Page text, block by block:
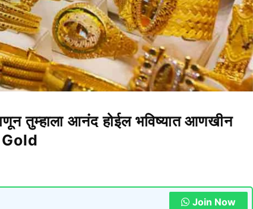
तुम्हाला आनंद होईल भविष्यात आणखीन
Gold
Join Now